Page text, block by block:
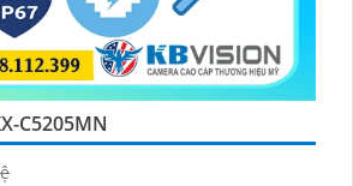
C5205MN